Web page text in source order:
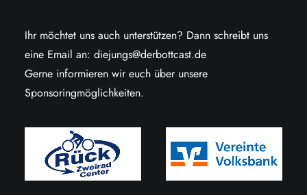
Ihr möchtet uns auch unterstützen? Dann schreibt uns
eine Email an: diejungs@derbottcast.de
Gerne informieren wir euch über unsere
Sponsoringmöglichkeiten.